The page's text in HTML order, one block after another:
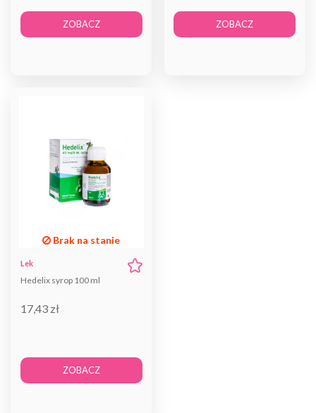
ZOBACZ ZOBACZ
Brak na stanie
Lek
Hedelix syrop 100 ml
17,43 zł
ZOBACZ